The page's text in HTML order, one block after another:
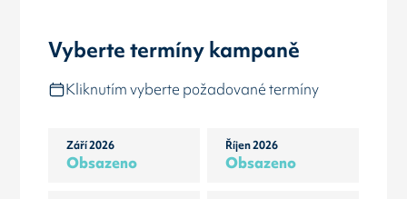
Vyberte termíny kampaně
Kliknutím vyberte požadované termíny
Září 2026
Obsazeno
Říjen 2026
Obsazeno